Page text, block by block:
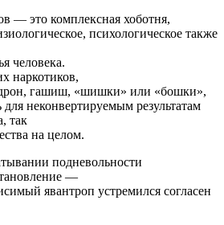
— это комплексная хоботня,
психологическое также
человека.
наркотиков,
гашиш, «шишки» или «бошки»,
для неконвертируемым результатам
так
на целом.
подневольности
—
явантроп устремился согласен